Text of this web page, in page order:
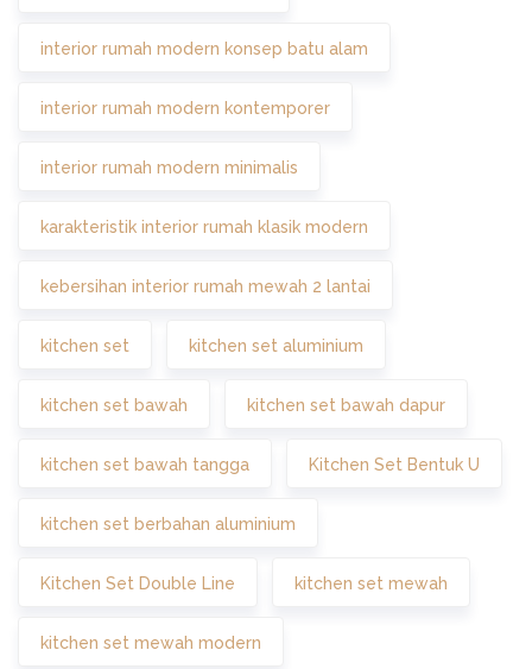
interior rumah modern konsep batu alam
interior rumah modern kontemporer
interior rumah modern minimalis
karakteristik interior rumah klasik modern
kebersihan interior rumah mewah 2 lantai
kitchen set kitchen set aluminium
kitchen set bawah kitchen set bawah dapur
kitchen set bawah tangga Kitchen Set Bentuk U
kitchen set berbahan aluminium
Kitchen Set Double Line kitchen set mewah
kitchen set mewah modern